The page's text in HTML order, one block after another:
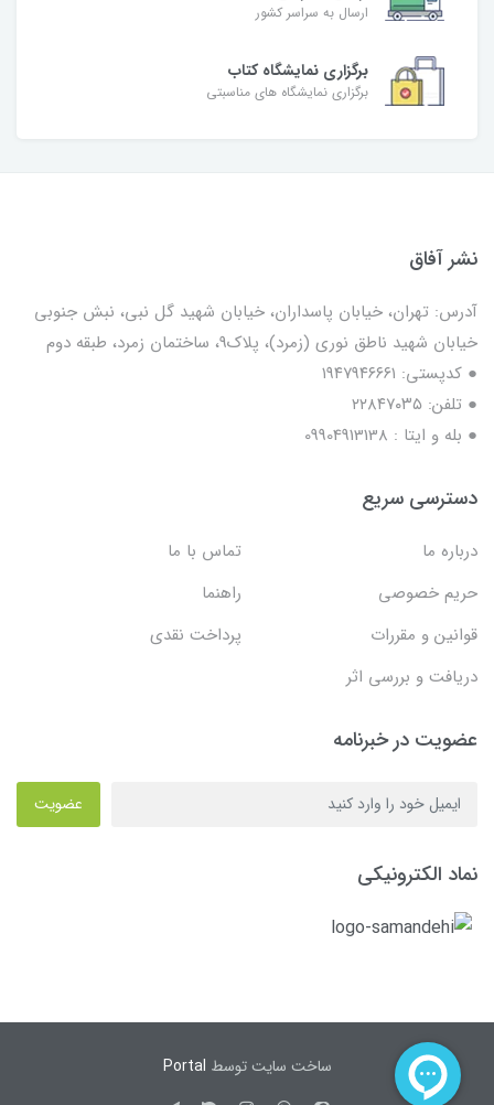
ارسال به سراسر کشور
برگزاری نمایشگاه کتاب
برگزاری نمایشگاه های مناسبتی
نشر آفاق
آدرس: تهران، خیابان پاسداران، خیابان شهید گل نبی، نبش جنوبی
خیابان شهید ناطق نوری (زمرد)، پلاک9، ساختمان زمرد، طبقه دوم
● کدپستی: ۱۹۴۷۹۴۶۶۶۱
● تلفن: ٢٢٨۴٧۰۳۵
● بله و ایتا : 09904913138
دسترسی سریع
درباره ما
تماس با ما
حریم خصوصی
راهنما
قوانین و مقررات
پرداخت نقدی
دریافت و بررسی اثر
عضویت در خبرنامه
عضویت
نماد الکترونیکی
ساخت سایت توسط Portal